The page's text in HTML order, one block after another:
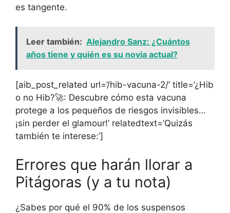
es tangente.
Leer también: Alejandro Sanz: ¿Cuántos
años tiene y quién es su novia actual?
[aib_post_related url=’/hib-vacuna-2/’ title=’¿Hib
o no Hib?🚀: Descubre cómo esta vacuna
protege a los pequeños de riesgos invisibles…
¡sin perder el glamour!’ relatedtext=’Quizás
también te interese:’]
Errores que harán llorar a
Pitágoras (y a tu nota)
¿Sabes por qué el 90% de los suspensos